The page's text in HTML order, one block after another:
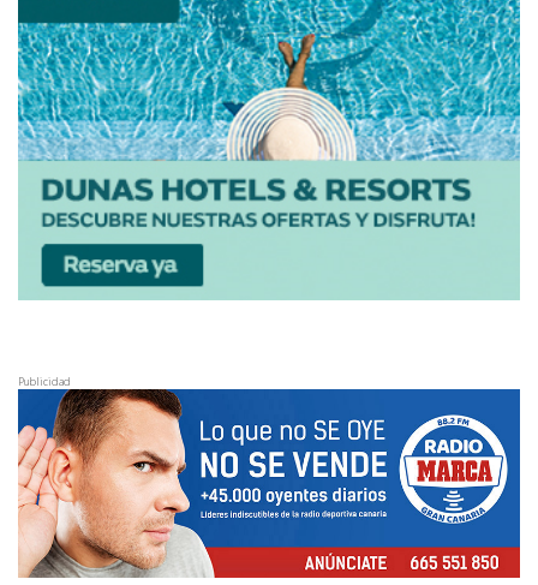
Publicidad